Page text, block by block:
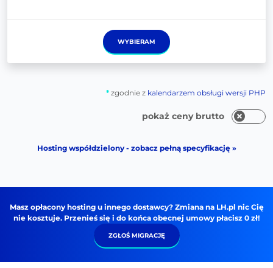
WYBIERAM
* zgodnie z kalendarzem obsługi wersji PHP
pokaż ceny brutto
Hosting współdzielony - zobacz pełną specyfikację »
Masz opłacony hosting u innego dostawcy? Zmiana na LH.pl nic Cię
nie kosztuje. Przenieś się i do końca obecnej umowy płacisz 0 zł!
ZGŁOŚ MIGRACJĘ